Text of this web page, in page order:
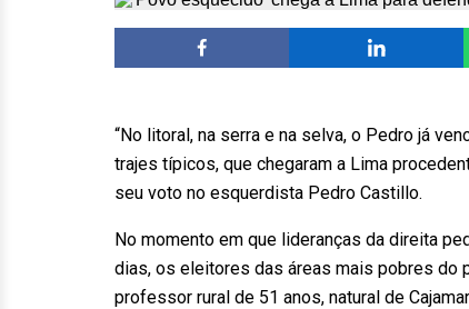
“No litoral, na serra e na selva, o Pedro já
trajes típicos, que chegaram a Lima
seu voto no esquerdista Pedro Castillo.
No momento em que lideranças da direita
dias, os eleitores das áreas mais pobres do
professor rural de 51 anos, natural de